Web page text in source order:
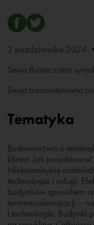
2 października 2024
Sesja tłumaczona
Sesja transmitowana
Tematyka
Budownictwo o
klimat. Jak
Niskoemisyjne
technologie i usługi.
budynków sposobem
termomodernizacji –
i technologie. Budynki